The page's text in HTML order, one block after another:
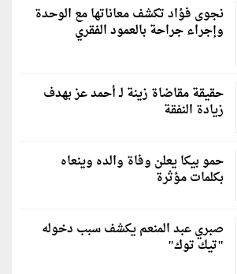
نجوى فؤاد تكشف معاناتها مع الوحدة
وإجراء جراحة بالعمود الفقري
حقيقة مقاضاة زينة لـ أحمد عز بهدف
زيادة النفقة
حمو بيكا يعلن وفاة والده وينعاه
بكلمات مؤثرة
صبري عبد المنعم يكشف سبب دخوله
"تيك توك"